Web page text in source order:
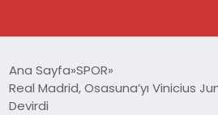
SPOR
Ana Sayfa SPOR
Real Madrid, Osasuna’yı Vinicius
Devirdi